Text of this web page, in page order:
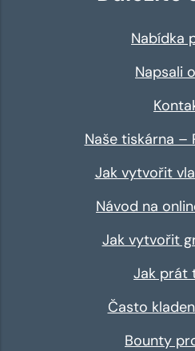
Nabídka
Napsali
Naše tiskárna –
Jak vytvořit
Návod na
Jak vytvořit
Jak prát
Často
Bounty